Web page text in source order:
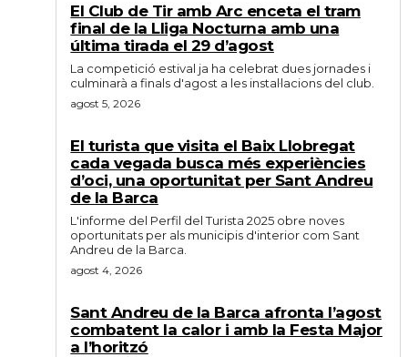
El Club de Tir amb Arc enceta el tram
final de la Lliga Nocturna amb una
última tirada el 29 d’agost
La competició estival ja ha celebrat dues jornades i
culminarà a finals d'agost a les instal·lacions del club.
agost 5, 2026
El turista que visita el Baix Llobregat
cada vegada busca més experiències
d’oci, una oportunitat per Sant Andreu
de la Barca
L'informe del Perfil del Turista 2025 obre noves
oportunitats per als municipis d'interior com Sant
Andreu de la Barca.
agost 4, 2026
Sant Andreu de la Barca afronta l’agost
combatent la calor i amb la Festa Major
a l’horitzó